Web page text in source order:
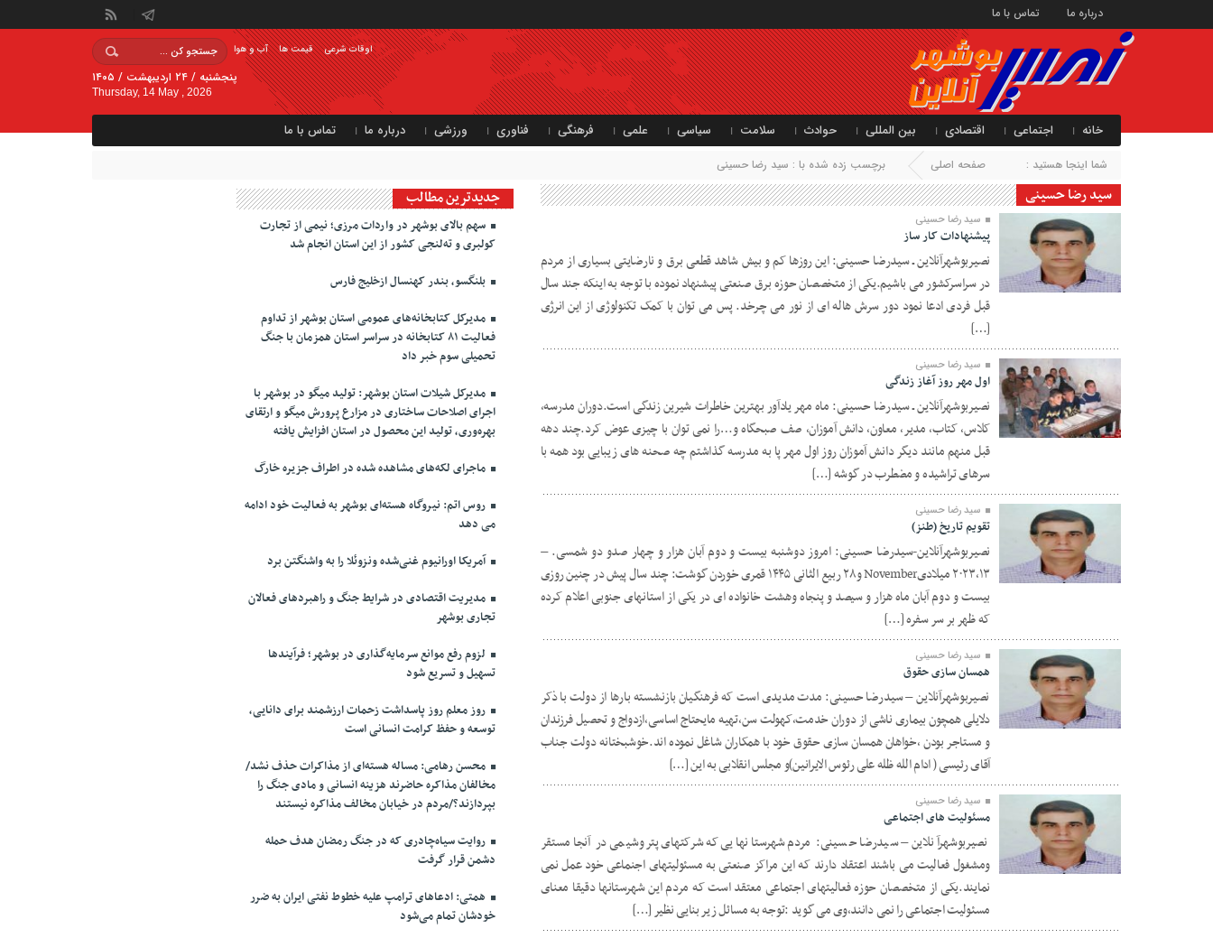
درباره ما تماس با ما
آب و هوا قیمت ها اوقات شرعی
پنجشنبه / ۲۴ اردیبهشت / ۱۴۰۵
Thursday, 14 May , 2026
خانه اجتماعی اقتصادی بین المللی حوادث سلامت سیاسی علمی فرهنگی فناوری ورزشی درباره ما تماس با ما
شما اینجا هستید : صفحه اصلی برچسب زده شده با : سید رضا حسینی
سید رضا حسینی
۰۴ مهر ۱۴۰۳
سید رضا حسینی
پیشنهادات کار ساز
نصیربوشهرآنلاین ـ سیدرضا حسینی: این روزها کم و بیش شاهد قطعی برق و نارضایتی بسیاری از مردم
در سراسرکشور می باشیم.یکی از متخصصان حوزه برق صنعتی پیشنهاد نموده با توجه به اینکه جند سال
قبل فردی ادعا نمود دور سرش هاله ای از نور می چرخد. پس می توان با کمک تکنولوژی از این انرژی
[…]
۰۱ مهر ۱۴۰۳
سید رضا حسینی
اول مهر روز آغاز زندگی
نصیربوشهرآنلاین ـ سیدرضا حسینی: ماه مهر یادآور بهترین خاطرات شیرین زندگی است.دوران مدرسه،
کلاس، کتاب، مدیر، معاون، دانش آموزان، صف صبحگاه و…را نمی توان با چیزی عوض کرد.چند دهه
قبل منهم مانند دیگر دانش آموزان روز اول مهر پا به مدرسه گذاشتم چه صحنه های زیبایی بود همه با
سرهای تراشیده و مضطرب در گوشه […]
۲۲ آبان ۱۴۰۲
سید رضا حسینی
تقویم تاریخ (طنز)
نصیربوشهرآنلاین-سیدرضا حسینی: امروز دوشنبه بیست و دوم آبان هزار و چهار صدو دو شمسی. –
۲۰۲۳,۱۳ میلادیNovember و۲۸ ربیع الثانی ١۴۴۵ قمری خوردن گوشت: چند سال پیش در چنین روزی
بیست و دوم آبان ماه هزار و سیصد و پنجاه وهشت خانواده ای در یکی از استانهای جنوبی اعلام کرده
که ظهر بر سر سفره […]
۱۴ تیر ۱۴۰۲
سید رضا حسینی
همسان سازی حقوق
نصیربوشهرآنلاین – سیدرضا حسینی: مدت مدیدی است که فرهنگیان بازنشسته بارها از دولت با ذکر
دلایلی همچون بیماری ناشی از دوران خدمت،کهولت سن،تهیه مایحتاج اساسی،ازدواج و تحصیل فرزندان
و مستاجر بودن ،خواهان همسان سازی حقوق خود با همکاران شاغل نموده اند.خوشبختانه دولت جناب
آقای رئیسی ( ادام الله ظله علی رئوس الایرانین)و مجلس انقلابی به این […]
۱۱ تیر ۱۴۰۲
سید رضا حسینی
مسئولیت های اجتماعی
نصیربوشهرآنلاین – سیدرضا حسینی: مردم شهرستانهایی که شرکتهای پتروشیمی در آنجا مستقر
ومشغول فعالیت می باشند اعتقاد دارند که این مراکز صنعتی به مسئولیتهای اجنماعی خود عمل نمی
نمایند.یکی از متخصصان حوزه فعالیتهای اجتماعی معتقد است که مردم این شهرستانها دقیقا معنای
مسئولیت اجتماعی را نمی دانند،وی می گوید :توجه به مسائل زیر بنایی نظیر […]
جدیدترین مطالب
سهم بالای بوشهر در واردات مرزی؛ نیمی از تجارت
کولبری و ته‌لنجی کشور از این استان انجام شد
بلنگسو، بندر کهنسال ازخلیج فارس
مدیرکل کتابخانه‌های عمومی استان بوشهر از تداوم
فعالیت ۸۱ کتابخانه در سراسر استان همزمان با جنگ
تحمیلی سوم خبر داد
مدیرکل شیلات استان بوشهر: تولید میگو در بوشهر با
اجرای اصلاحات ساختاری در مزارع پرورش میگو و ارتقای
بهره‌وری، تولید این محصول در استان افزایش یافته
ماجرای لکه‌های مشاهده شده در اطراف جزیره خارگ
روس اتم: نیروگاه هسته‌ای بوشهر به فعالیت خود ادامه
می دهد
آمریکا اورانیوم غنی‌شده ونزوئلا را به واشنگتن برد
مدیریت اقتصادی در شرایط جنگ و راهبردهای فعالان
تجاری بوشهر
لزوم رفع موانع سرمایه‌گذاری در بوشهر؛ فرآیندها
تسهیل و تسریع شود
روز معلم روز پاسداشت زحمات ارزشمند برای دانایی،
توسعه و حفظ کرامت انسانی است
محسن رهامی: مساله هسته‌ای از مذاکرات حذف نشد/
مخالفان مذاکره حاضرند هزینه انسانی و مادی جنگ را
بپردازند؟/مردم در خیابان مخالف مذاکره نیستند
روایت سیاه‌چادری که در جنگ رمضان هدف حمله
دشمن قرار گرفت
همتی: ادعاهای ترامپ علیه خطوط نفتی ایران به ضرر
خودشان تمام می‌شود